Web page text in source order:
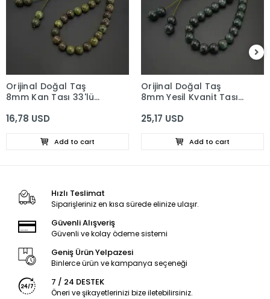
Orijinal Doğal Taş
8mm Kan Taşı 33'lü
Yapımı Tesbih
16,78 USD
Add to cart
Orijinal Doğal Taş
8mm Yeşil Kyanit Taşı
Hediye, El Yapımı
25,17 USD
Add to cart
Hızlı Teslimat
Siparişleriniz en kısa sürede elinize ulaşır.
Güvenli Alışveriş
Güvenli ve kolay ödeme sistemi
Geniş Ürün Yelpazesi
Binlerce ürün ve kampanya seçeneği
7 / 24 DESTEK
Öneri ve şikayetlerinizi bize iletebilirsiniz.